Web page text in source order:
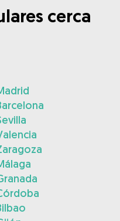
cerca